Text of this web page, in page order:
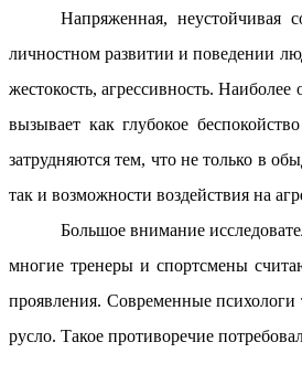
Напряженная, неустойчивая
личностном развитии и поведении
жестокость, агрессивность.
вызывает как глубокое
затрудняются тем, что не только в
так и возможности воздействия на
Большое внимание
многие тренеры и спортсмены
проявления. Современные
русло. Такое противоречие